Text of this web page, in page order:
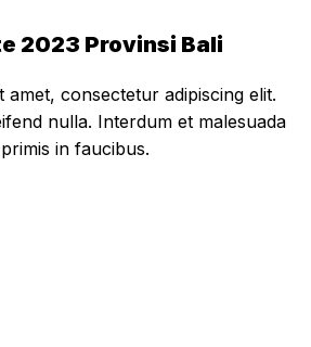
2023 Provinsi Bali
amet, consectetur adipiscing elit.
nulla. Interdum et malesuada
in faucibus.